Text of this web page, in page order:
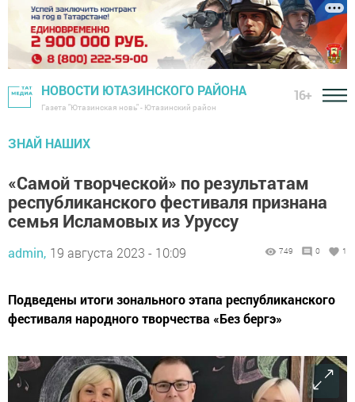
НОВОСТИ ЮТАЗИНСКОГО РАЙОНА
Газета "Ютазинская новь" - Ютазинский район
16+
ЗНАЙ НАШИХ
«Самой творческой» по результатам
республиканского фестиваля признана
семья Исламовых из Уруссу
admin, 19 августа 2023 - 10:09 749 0 1
Подведены итоги зонального этапа республиканского
фестиваля народного творчества «Без бергэ»